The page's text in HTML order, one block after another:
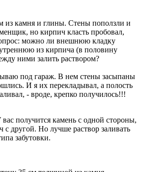
из камня и глины. Стены поползли и
но кирпич класть пробовал,
можно ли внешнюю кладку
из кирпича (в половину
ними залить раствором?
под гараж. В нем стены засыпаны
И я их перекладывал, а полость
- вроде, крепко получилось!!!
получится камень с одной стороны,
с другой. Но лучше раствор заливать
забутовки.